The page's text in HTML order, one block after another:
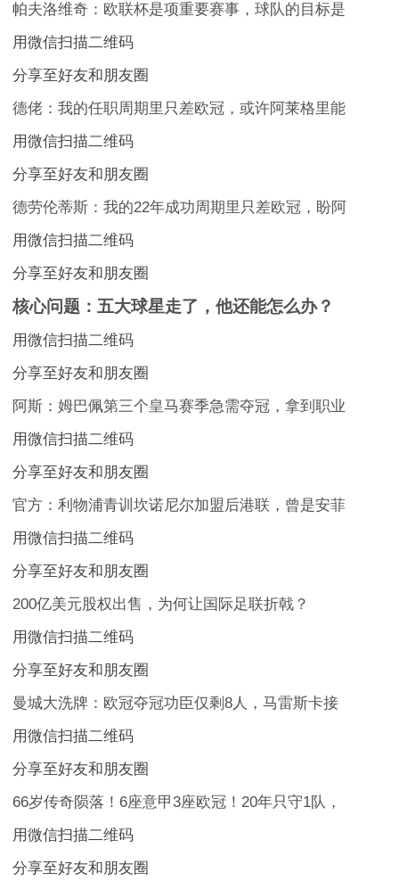
帕夫洛维奇：欧联杯是项重要赛事，球队的目标是
用微信扫描二维码
分享至好友和朋友圈
德佬：我的任职周期里只差欧冠，或许阿莱格里能
用微信扫描二维码
分享至好友和朋友圈
德劳伦蒂斯：我的22年成功周期里只差欧冠，盼阿
用微信扫描二维码
分享至好友和朋友圈
核心问题：五大球星走了，他还能怎么办？
用微信扫描二维码
分享至好友和朋友圈
阿斯：姆巴佩第三个皇马赛季急需夺冠，拿到职业
用微信扫描二维码
分享至好友和朋友圈
官方：利物浦青训坎诺尼尔加盟后港联，曾是安菲
用微信扫描二维码
分享至好友和朋友圈
200亿美元股权出售，为何让国际足联折戟？
用微信扫描二维码
分享至好友和朋友圈
曼城大洗牌：欧冠夺冠功臣仅剩8人，马雷斯卡接
用微信扫描二维码
分享至好友和朋友圈
66岁传奇陨落！6座意甲3座欧冠！20年只守1队，
用微信扫描二维码
分享至好友和朋友圈